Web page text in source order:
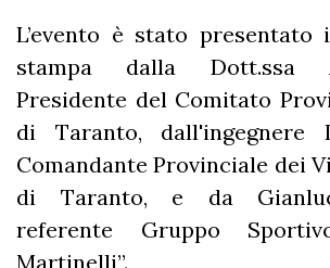
L’evento è stato presentato
stampa dalla Dott.ssa
Presidente del Comitato
di Taranto, dall'ingegnere
Comandante Provinciale dei
di Taranto, e da
referente Gruppo
Martinelli”.